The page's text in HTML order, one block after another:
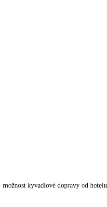
možnost kyvadlové dopravy od hotelu